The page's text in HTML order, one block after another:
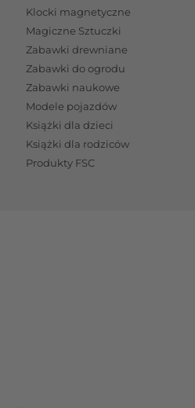
Klocki magnetyczne
Magiczne Sztuczki
Zabawki drewniane
Zabawki do ogrodu
Zabawki naukowe
Modele pojazdów
Książki dla dzieci
Książki dla rodziców
Produkty FSC